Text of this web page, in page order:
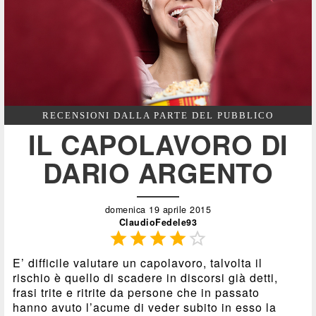
RECENSIONI DALLA PARTE DEL PUBBLICO
IL CAPOLAVORO DI
DARIO ARGENTO
domenica 19 aprile 2015
ClaudioFedele93

E’ difficile valutare un capolavoro, talvolta il
rischio è quello di scadere in discorsi già detti,
frasi trite e ritrite da persone che in passato
hanno avuto l’acume di veder subito in esso la